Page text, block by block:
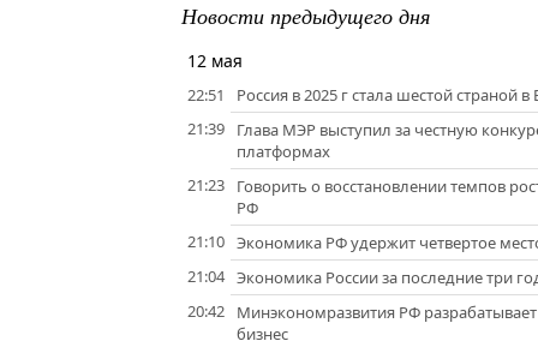
Новости предыдущего дня
12 мая
22:51
Россия в 2025 г стала шестой страной
21:39
Глава МЭР выступил за честную
платформах
21:23
Говорить о восстановлении темпов
РФ
21:10 Экономика РФ удержит четвертое
21:04 Экономика России за последние три
20:42
Минэкономразвития РФ
бизнес